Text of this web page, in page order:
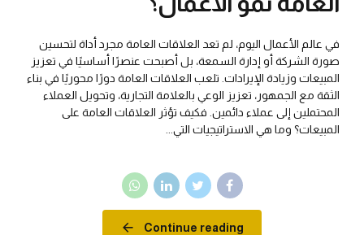
في عالم الأعمال اليوم، لم تعد العلاقات العامة مجرد أداة لتحسين
صورة الشركة أو إدارة السمعة، بل أصبحت عنصرًا أساسيًا في تعزيز
المبيعات وزيادة الإيرادات. تلعب العلاقات العامة دورًا محوريًا في بناء
الثقة مع الجمهور، تعزيز الوعي بالعلامة التجارية، وتحويل العملاء
المحتملين إلى عملاء دائمين. فكيف تؤثر العلاقات العامة على
المبيعات؟ وما هي الاستراتيجيات التي...
Continue reading